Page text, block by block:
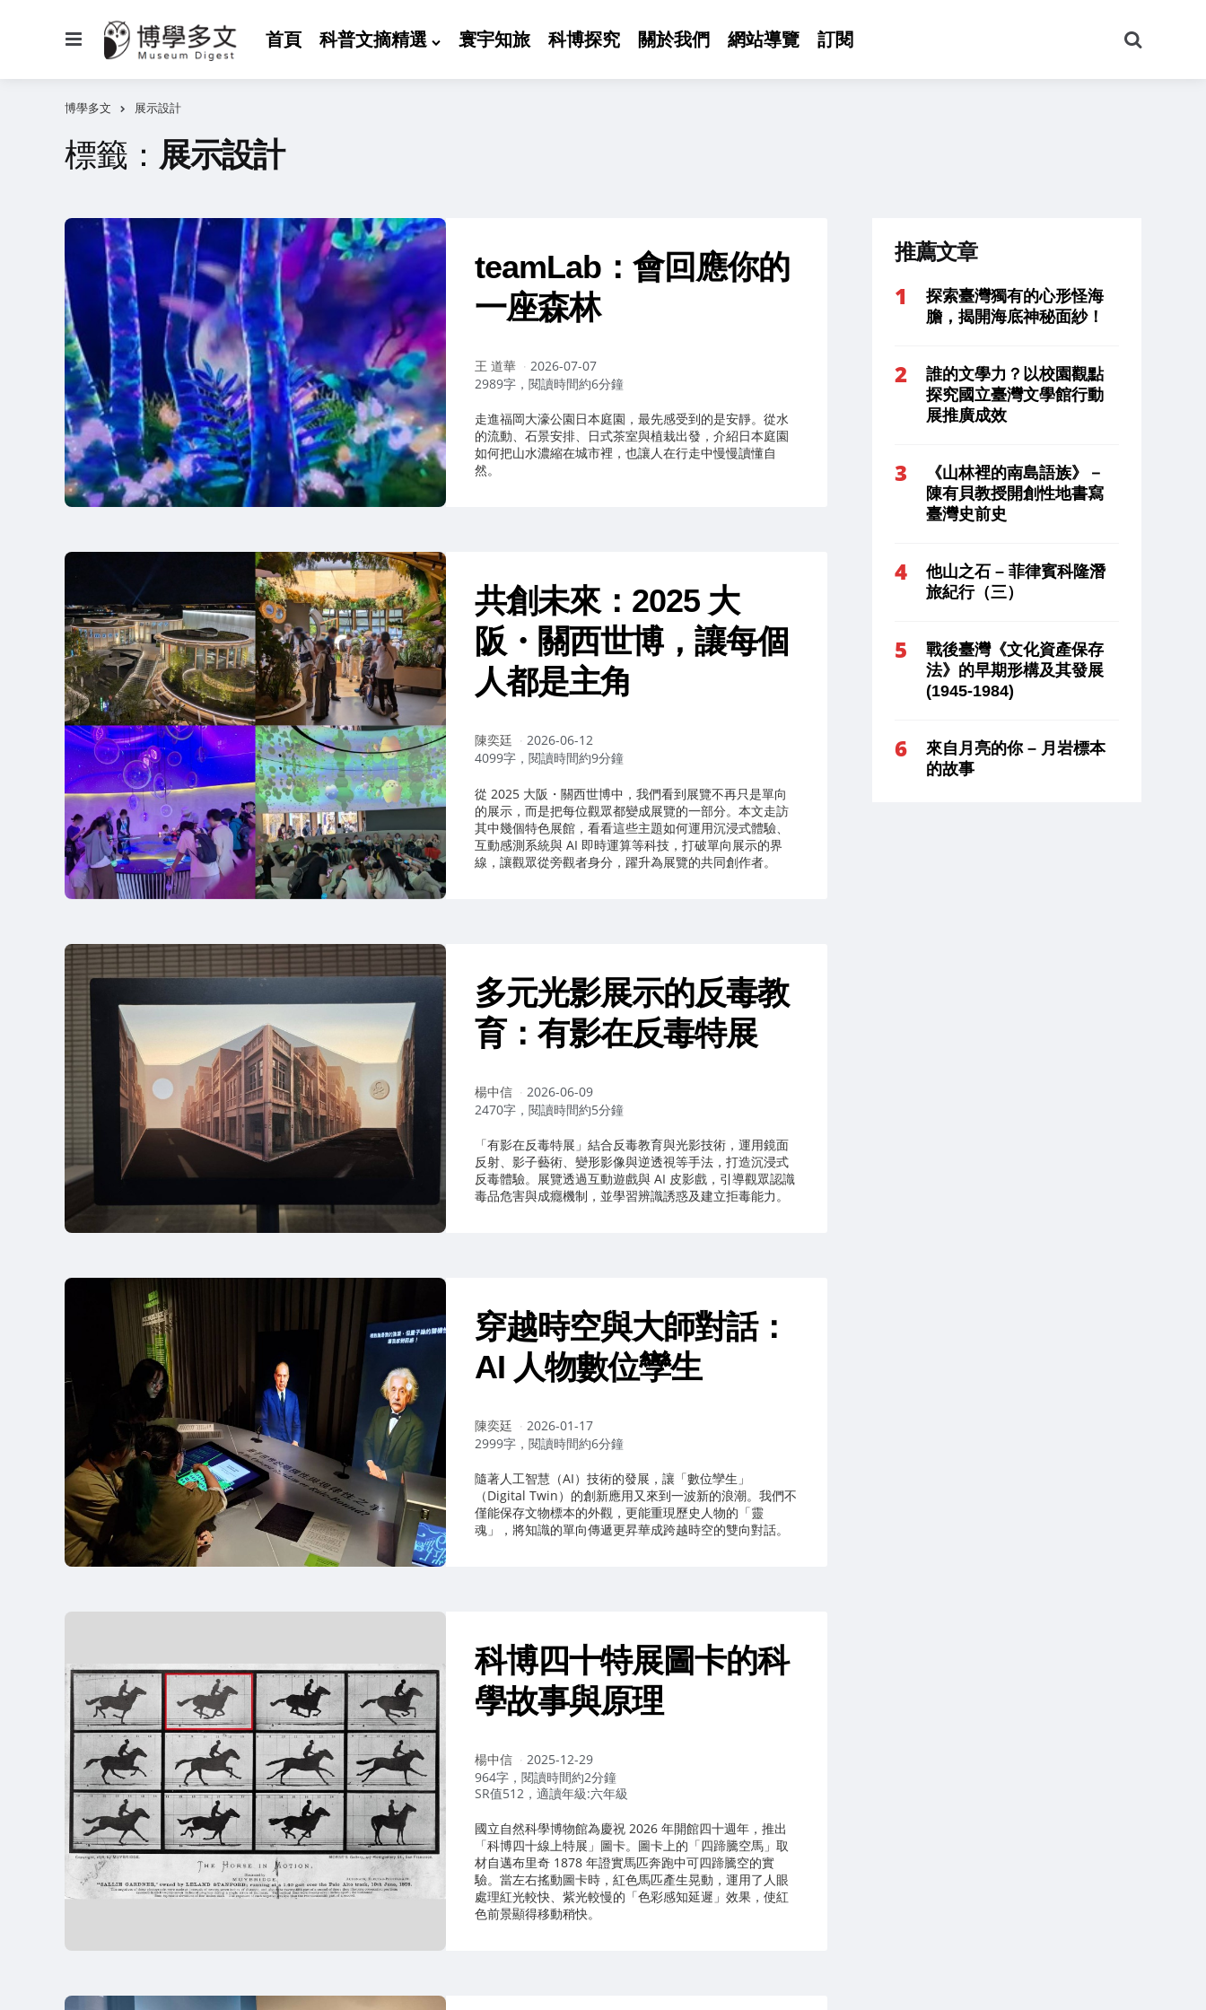
首頁 科普文摘精選 寰宇知旅 科博探究 關於我們 網站導覽 訂閱
尋
博學多文 展示設計
標籤： 展示設計
teamLab：會回應你的
一座森林
作
者：
王 道華
2026-07-07
2989字，閱讀時間約6分鐘
走進福岡大濠公園日本庭園，最先感受到的是安靜。從水
的流動、石景安排、日式茶室與植栽出發，介紹日本庭園
如何把山水濃縮在城市裡，也讓人在行走中慢慢讀懂自
然。
共創未來：2025 大
阪・關西世博，讓每個
人都是主角
作
者：
陳奕廷
2026-06-12
4099字，閱讀時間約9分鐘
從 2025 大阪・關西世博中，我們看到展覽不再只是單向
的展示，而是把每位觀眾都變成展覽的一部分。本文走訪
其中幾個特色展館，看看這些主題如何運用沉浸式體驗、
互動感測系統與 AI 即時運算等科技，打破單向展示的界
線，讓觀眾從旁觀者身分，躍升為展覽的共同創作者。
多元光影展示的反毒教
育：有影在反毒特展
作
者：
楊中信
2026-06-09
2470字，閱讀時間約5分鐘
「有影在反毒特展」結合反毒教育與光影技術，運用鏡面
反射、影子藝術、變形影像與逆透視等手法，打造沉浸式
反毒體驗。展覽透過互動遊戲與 AI 皮影戲，引導觀眾認識
毒品危害與成癮機制，並學習辨識誘惑及建立拒毒能力。
穿越時空與大師對話：
AI 人物數位孿生
作
者：
陳奕廷
2026-01-17
2999字，閱讀時間約6分鐘
隨著人工智慧（AI）技術的發展，讓「數位孿生」
（Digital Twin）的創新應用又來到一波新的浪潮。我們不
僅能保存文物標本的外觀，更能重現歷史人物的「靈
魂」，將知識的單向傳遞更昇華成跨越時空的雙向對話。
科博四十特展圖卡的科
學故事與原理
作
者：
楊中信
2025-12-29
964字，閱讀時間約2分鐘
SR值512，適讀年級:六年級
國立自然科學博物館為慶祝 2026 年開館四十週年，推出
「科博四十線上特展」圖卡。圖卡上的「四蹄騰空馬」取
材自邁布里奇 1878 年證實馬匹奔跑中可四蹄騰空的實
驗。當左右搖動圖卡時，紅色馬匹產生晃動，運用了人眼
處理紅光較快、紫光較慢的「色彩感知延遲」效果，使紅
色前景顯得移動稍快。
推薦文章
探索臺灣獨有的心形怪海
膽，揭開海底神秘面紗！
誰的文學力？以校園觀點
探究國立臺灣文學館行動
展推廣成效
《山林裡的南島語族》－
陳有貝教授開創性地書寫
臺灣史前史
他山之石 – 菲律賓科隆潛
旅紀行（三）
戰後臺灣《文化資產保存
法》的早期形構及其發展
(1945-1984)
來自月亮的你 – 月岩標本
的故事